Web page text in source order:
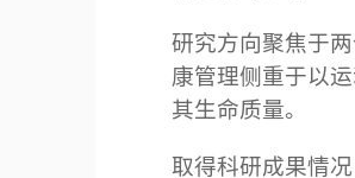
研究方向聚焦于
康管理侧重于以
其生命质量。
取得科研成果情况